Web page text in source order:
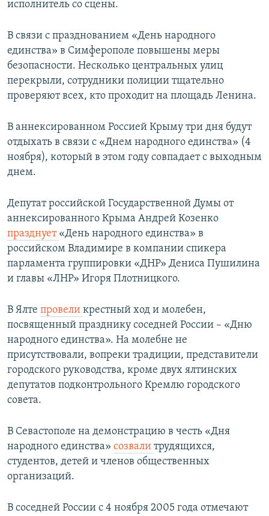
исполнитель со сцены.
В связи с празднованием «День народного
единства» в Симферополе повышены меры
безопасности. Несколько центральных улиц
перекрыли, сотрудники полиции тщательно
проверяют всех, кто проходит на площадь Ленина.
В аннексированном Россией Крыму три дня будут
отдыхать в связи с «Днем народного единства» (4
ноября), который в этом году совпадает с выходным
днем.
Депутат российской Государственной Думы от
аннексированного Крыма Андрей Козенко
празднует «День народного единства» в
российском Владимире в компании спикера
парламента группировки «ДНР» Дениса Пушилина
и главы «ЛНР» Игоря Плотницкого.
В Ялте провели крестный ход и молебен,
посвященный празднику соседней России – «Дню
народного единства». На молебне не
присутствовали, вопреки традиции, представители
городского руководства, кроме двух ялтинских
депутатов подконтрольного Кремлю городского
совета.
В Севастополе на демонстрацию в честь «Дня
народного единства» созвали трудящихся,
студентов, детей и членов общественных
организаций.
В соседней России с 4 ноября 2005 года отмечают